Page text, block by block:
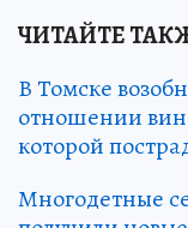
ЧИТАЙТЕ
В Томске
отношении
которой
Многодетные